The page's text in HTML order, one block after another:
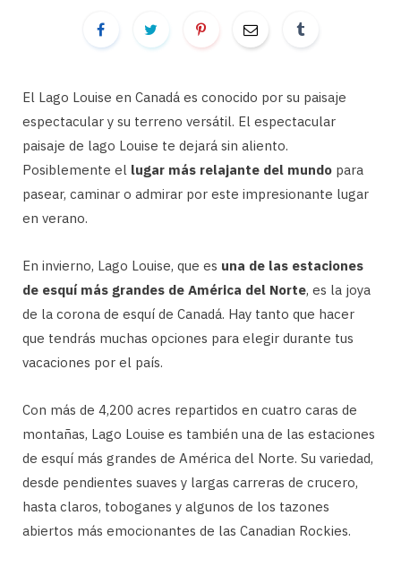
El Lago Louise en Canadá es conocido por su paisaje
espectacular y su terreno versátil. El espectacular
paisaje de lago Louise te dejará sin aliento.
Posiblemente el lugar más relajante del mundo para
pasear, caminar o admirar por este impresionante lugar
en verano.
En invierno, Lago Louise, que es una de las estaciones
de esquí más grandes de América del Norte, es la joya
de la corona de esquí de Canadá. Hay tanto que hacer
que tendrás muchas opciones para elegir durante tus
vacaciones por el país.
Con más de 4,200 acres repartidos en cuatro caras de
montañas, Lago Louise es también una de las estaciones
de esquí más grandes de América del Norte. Su variedad,
desde pendientes suaves y largas carreras de crucero,
hasta claros, toboganes y algunos de los tazones
abiertos más emocionantes de las Canadian Rockies.